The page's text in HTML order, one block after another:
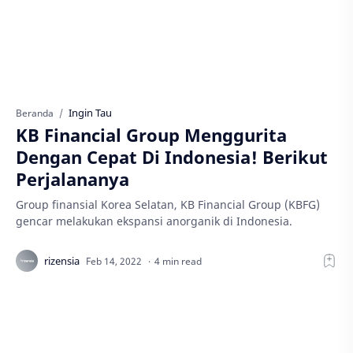
Beranda Ingin Tau
KB Financial Group Menggurita
Dengan Cepat Di Indonesia! Berikut
Perjalananya
Group finansial Korea Selatan, KB Financial Group (KBFG)
gencar melakukan ekspansi anorganik di Indonesia.
4 min read